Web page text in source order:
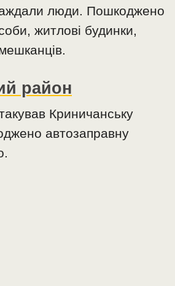
люди. Пошкоджено
житлові будинки,
район
Криничанську
автозаправну